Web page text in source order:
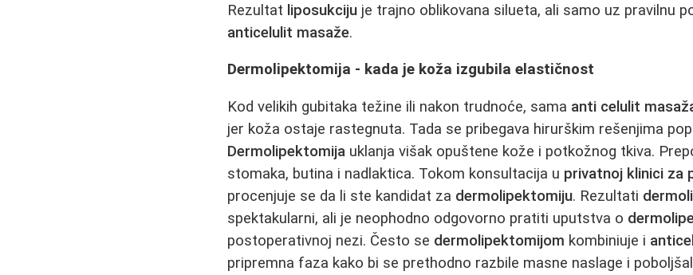
Rezultat liposukciju je trajno oblikovana silueta, ali samo uz pravilnu
anticelulit masaže.
Dermolipektomija - kada je koža izgubila elastičnost
Kod velikih gubitaka težine ili nakon trudnoće, sama anti celulit
jer koža ostaje rastegnuta. Tada se pribegava hirurškim rešenjima
Dermolipektomija uklanja višak opuštene kože i potkožnog tkiva.
stomaka, butina i nadlaktica. Tokom konsultacija u privatnoj klinici za
procenjuje se da li ste kandidat za dermolipektomiju. Rezultati
spektakularni, ali je neophodno odgovorno pratiti uputstva o
postoperativnoj nezi. Često se dermolipektomijom kombiniuje i
pripremna faza kako bi se prethodno razbile masne naslage i